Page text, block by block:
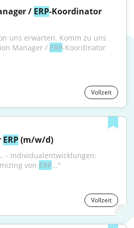
/ ERP-Koordinator
uns erwarten. Komm zu uns
Manager / ERP-Koordinator
Vollzeit
ERP (m/w/d)
- Individualentwicklungen:
von ERP..."
Vollzeit